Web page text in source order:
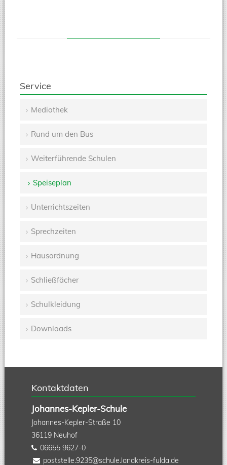
Service
überspringen
Mediothek
Rund um den Bus
Weiterführende Schulen
Speiseplan
Unterrichtszeiten
Sprechzeiten
Hausordnung
Schließfächer
Schulkleidung
Downloads
Kontaktdaten
Johannes-Kepler-Schule
Johannes-Kepler-Straße 10
36119 Neuhof
06655 9627-0
poststelle.9235@schule.landkreis-fulda.de